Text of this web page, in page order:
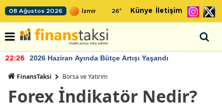
08 Ağustos 2026 26° Künye İletişim
22:26 2026 Haziran Ayında Bütçe Artışı Yaşandı
FinansTaksi Borsa ve Yatırım
Forex İndikatör Nedir?